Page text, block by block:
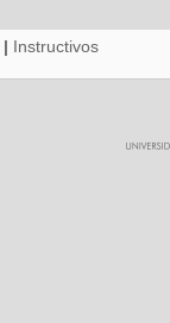
| Instructivos